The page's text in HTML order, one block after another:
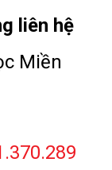
liên hệ
Miền